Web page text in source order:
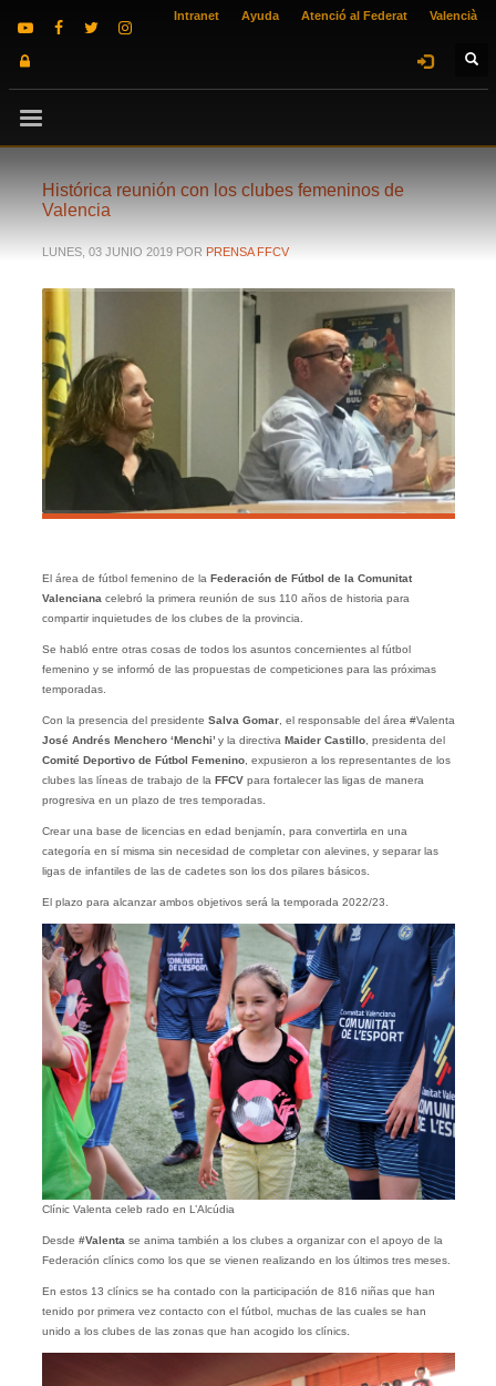
Intranet Ayuda Atenció al Federat Valencià
Histórica reunión con los clubes femeninos de
Valencia
LUNES, 03 JUNIO 2019 POR PRENSA FFCV
El área de fútbol femenino de la Federación de Fútbol de la Comunitat
Valenciana celebró la primera reunión de sus 110 años de historia para
compartir inquietudes de los clubes de la provincia.
Se habló entre otras cosas de todos los asuntos concernientes al fútbol
femenino y se informó de las propuestas de competiciones para las próximas
temporadas.
Con la presencia del presidente Salva Gomar, el responsable del área #Valenta
José Andrés Menchero ‘Menchi’ y la directiva Maider Castillo, presidenta del
Comité Deportivo de Fútbol Femenino, expusieron a los representantes de los
clubes las líneas de trabajo de la FFCVpara fortalecer las ligas de manera
progresiva en un plazo de tres temporadas.
Crear una base de licencias en edad benjamín, para convertirla en una
categoría en sí misma sin necesidad de completar con alevines, y separar las
ligas de infantiles de las de cadetes son los dos pilares básicos.
El plazo para alcanzar ambos objetivos será la temporada 2022/23.
Clínic Valenta celeb rado en L’Alcúdia
Desde #Valenta se anima también a los clubes a organizar con el apoyo de la
Federación clínics como los que se vienen realizando en los últimos tres meses.
En estos 13 clínics se ha contado con la participación de 816 niñas que han
tenido por primera vez contacto con el fútbol, muchas de las cuales se han
unido a los clubes de las zonas que han acogido los clínics.